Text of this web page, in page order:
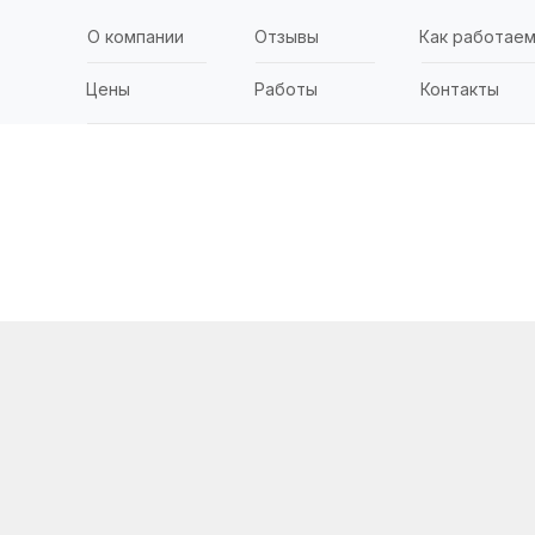
О компании Отзывы Как работаем
Работы Контакты
Цены